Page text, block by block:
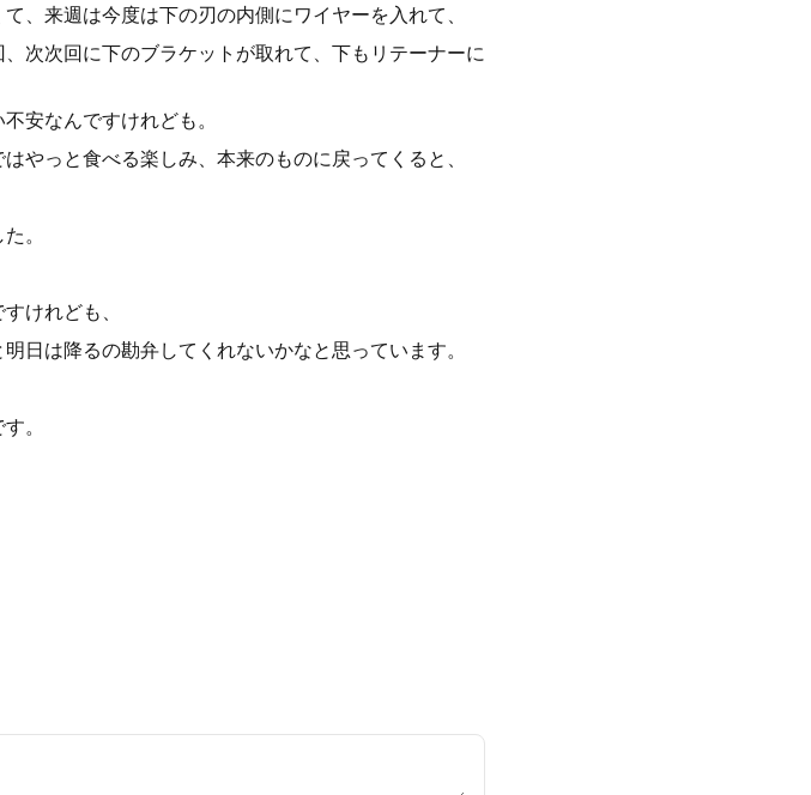
、来週は今度は下の刃の内側にワイヤーを入れて、
次次回に下のブラケットが取れて、下もリテーナーに
安なんですけれども。
やっと食べる楽しみ、本来のものに戻ってくると、
。
けれども、
日は降るの勘弁してくれないかなと思っています。
。